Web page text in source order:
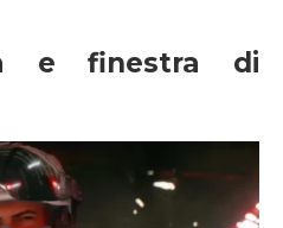
e finestra di